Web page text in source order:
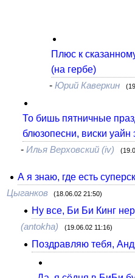
Плюс к
(на гербе)
- Юрий Каверкин
То бишь пятничные
блюзопесни, виски
-Илья Верховский (iv)
А я знаю, где есть
Цыганков
(18.06.02 21:50)
Ну все, Би Би Кинг
(antokha)
(19.06.02 11:16)
Поздравляю тебя,